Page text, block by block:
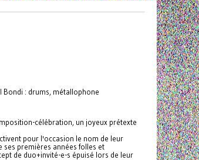
Bondi : drums, métallophone
célébration, un joyeux prétexte
pour l'occasion le nom de leur
premières années folles et
de duo+invité-e-s épuisé lors de leur